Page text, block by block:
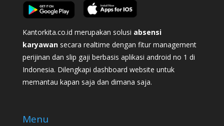
Kantorkita.co.id merupakan solusi absensi
karyawan secara realtime dengan fitur management
perijinan dan slip gaji berbasis aplikasi android no 1 di
Indonesia. Dilengkapi dashboard website untuk
memantau kapan saja dan dimana saja.
Menu